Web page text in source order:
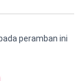
peramban ini